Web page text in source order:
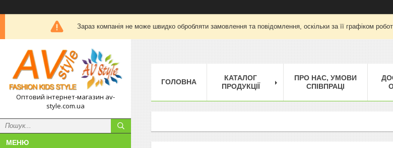
Зараз компанія не може швидко обробляти замовлення та повідомлення, оскільки за її графіком
Оптовий інтернет-магазин av-
style.com.ua
ГОЛОВНА
КАТАЛОГ
ПРОДУКЦІЇ
ПРО НАС, УМОВИ
СПІВПРАЦІ